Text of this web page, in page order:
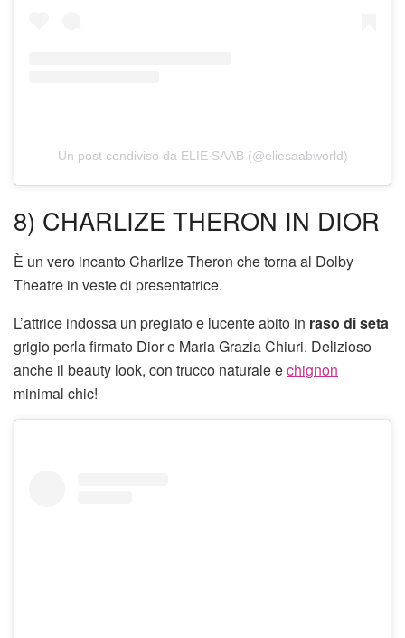
Un post condiviso da ELIE SAAB (@eliesaabworld)
8) CHARLIZE THERON IN DIOR
È un vero incanto Charlize Theron che torna al Dolby
Theatre in veste di presentatrice.
L’attrice indossa un pregiato e lucente abito in raso di seta
grigio perla firmato Dior e Maria Grazia Chiuri. Delizioso
anche il beauty look, con trucco naturale echignon
minimal chic!